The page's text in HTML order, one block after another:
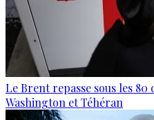
Le Brent repasse sous les
Washington et Téhéran